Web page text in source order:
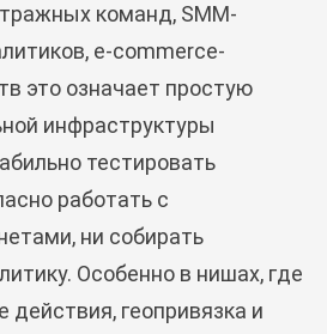
команд, SMM-
e-commerce-
это означает простую
инфраструктуры
тестировать
работать с
ни собирать
Особенно в нишах, где
геопривязка и